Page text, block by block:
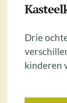
Drie
kinderen